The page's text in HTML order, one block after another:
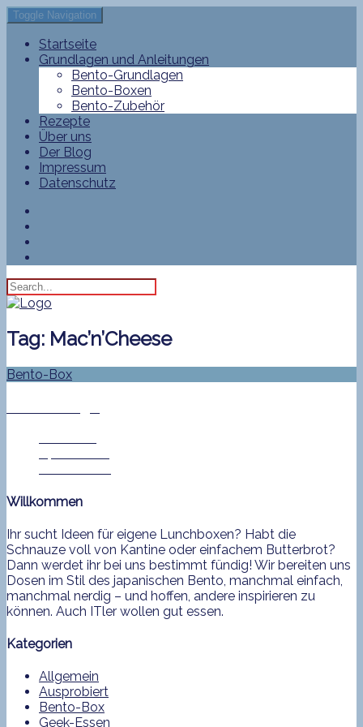
Toggle Navigation
Startseite
Grundlagen und Anleitungen
Bento-Grundlagen
Bento-Boxen
Bento-Zubehör
Rezepte
Über uns
Der Blog
Impressum
Datenschutz
Tag: Mac’n’Cheese
Bento-Box
Willkommen
Ihr sucht Ideen für eigene Lunchboxen? Habt die
Schnauze voll von Kantine oder einfachem Butterbrot?
Dann werdet ihr bei uns bestimmt fündig! Wir bereiten uns
Dosen im Stil des japanischen Bento, manchmal einfach,
manchmal nerdig – und hoffen, andere inspirieren zu
können. Auch ITler wollen gut essen.
Kategorien
Allgemein
Ausprobiert
Bento-Box
Geek-Essen